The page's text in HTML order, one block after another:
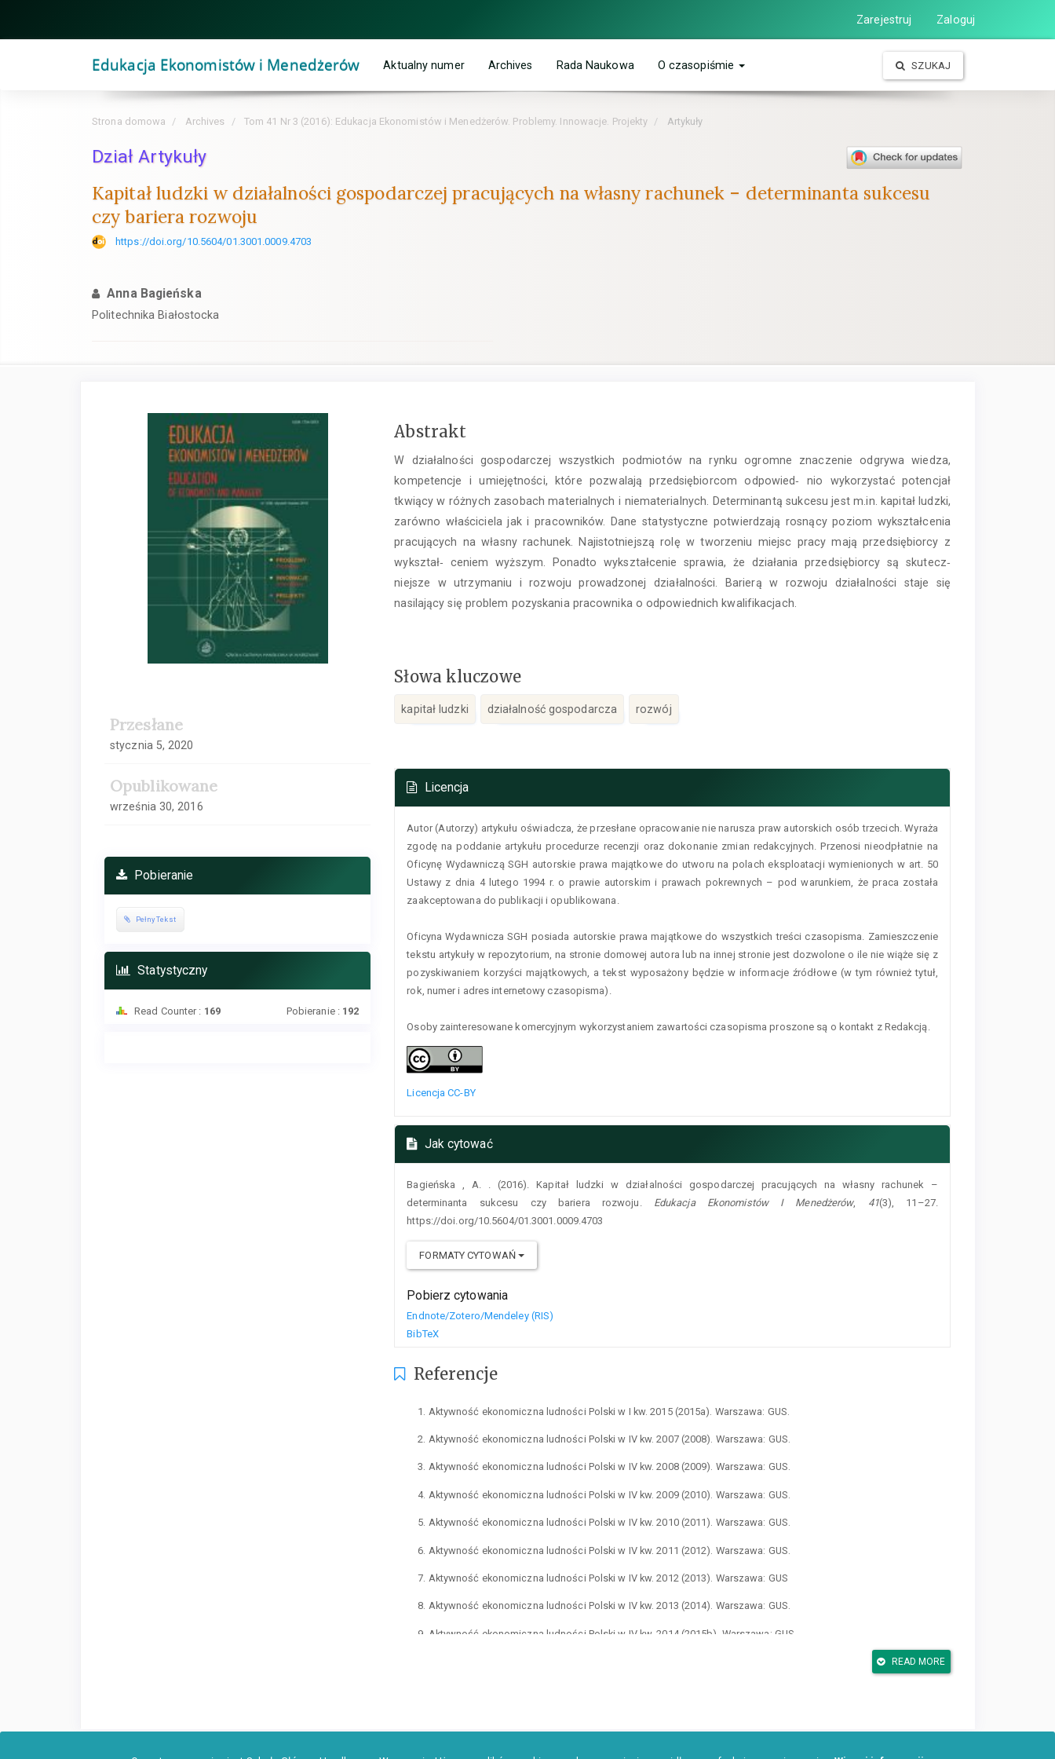
Zarejestruj Zaloguj
Edukacja Ekonomistów i Menedżerów Aktualny numer Archives Rada Naukowa O czasopiśmie SZUKAJ
Strona domowa Archives Tom 41 Nr 3 (2016): Edukacja Ekonomistów i Menedżerów. Problemy. Innowacje. Projekty Artykuły
Dział Artykuły
Kapitał ludzki w działalności gospodarczej pracujących na własny rachunek – determinanta sukcesu
czy bariera rozwoju
https://doi.org/10.5604/01.3001.0009.4703
Anna Bagieńska
Politechnika Białostocka
Pasek
artykułu
Przesłane
stycznia 5, 2020
Opublikowane
września 30, 2016
Pobieranie
Pełny Tekst
Statystyczny
Read Counter : 169 Pobieranie : 192
Treść
artykułu
Abstrakt
W działalności gospodarczej wszystkich podmiotów na rynku ogromne znaczenie odgrywa wiedza,
kompetencje i umiejętności, które pozwalają przedsiębiorcom odpowied‑ nio wykorzystać potencjał
tkwiący w różnych zasobach materialnych i niematerialnych. Determinantą sukcesu jest m.in. kapitał ludzki,
zarówno właściciela jak i pracowników. Dane statystyczne potwierdzają rosnący poziom wykształcenia
pracujących na własny rachunek. Najistotniejszą rolę w tworzeniu miejsc pracy mają przedsiębiorcy z
wykształ‑ ceniem wyższym. Ponadto wykształcenie sprawia, że działania przedsiębiorcy są skutecz‑
niejsze w utrzymaniu i rozwoju prowadzonej działalności. Barierą w rozwoju działalności staje się
nasilający się problem pozyskania pracownika o odpowiednich kwalifikacjach.
Słowa kluczowe
kapitał ludzki działalność gospodarcza rozwój
Szczegóły
artykułu
Licencja
Autor (Autorzy) artykułu oświadcza, że przesłane opracowanie nie narusza praw autorskich osób trzecich. Wyraża
zgodę na poddanie artykułu procedurze recenzji oraz dokonanie zmian redakcyjnych. Przenosi nieodpłatnie na
Oficynę Wydawniczą SGH autorskie prawa majątkowe do utworu na polach eksploatacji wymienionych w art. 50
Ustawy z dnia 4 lutego 1994 r. o prawie autorskim i prawach pokrewnych – pod warunkiem, że praca została
zaakceptowana do publikacji i opublikowana.
Oficyna Wydawnicza SGH posiada autorskie prawa majątkowe do wszystkich treści czasopisma. Zamieszczenie
tekstu artykuły w repozytorium, na stronie domowej autora lub na innej stronie jest dozwolone o ile nie wiąże się z
pozyskiwaniem korzyści majątkowych, a tekst wyposażony będzie w informacje źródłowe (w tym również tytuł,
rok, numer i adres internetowy czasopisma).
Osoby zainteresowane komercyjnym wykorzystaniem zawartości czasopisma proszone są o kontakt z Redakcją.
Licencja CC-BY
Jak cytować
Bagieńska , A. . (2016). Kapitał ludzki w działalności gospodarczej pracujących na własny rachunek –
determinanta sukcesu czy bariera rozwoju. Edukacja Ekonomistów I Menedżerów, 41(3), 11–27.
https://doi.org/10.5604/01.3001.0009.4703
FORMATY CYTOWAŃ
Pobierz cytowania
Endnote/Zotero/Mendeley (RIS)
BibTeX
Referencje
1. Aktywność ekonomiczna ludności Polski w I kw. 2015 (2015a). Warszawa: GUS.
2. Aktywność ekonomiczna ludności Polski w IV kw. 2007 (2008). Warszawa: GUS.
3. Aktywność ekonomiczna ludności Polski w IV kw. 2008 (2009). Warszawa: GUS.
4. Aktywność ekonomiczna ludności Polski w IV kw. 2009 (2010). Warszawa: GUS.
5. Aktywność ekonomiczna ludności Polski w IV kw. 2010 (2011). Warszawa: GUS.
6. Aktywność ekonomiczna ludności Polski w IV kw. 2011 (2012). Warszawa: GUS.
7. Aktywność ekonomiczna ludności Polski w IV kw. 2012 (2013). Warszawa: GUS
8. Aktywność ekonomiczna ludności Polski w IV kw. 2013 (2014). Warszawa: GUS.
9. Aktywność ekonomiczna ludności Polski w IV kw. 2014 (2015b). Warszawa: GUS.
12. Bagieńska, A. (2015). The Demand for Professional Knowledge as a Key Factor of the Development of
READ MORE